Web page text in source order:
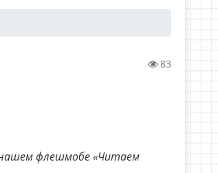
83
флешмобе «Читаем